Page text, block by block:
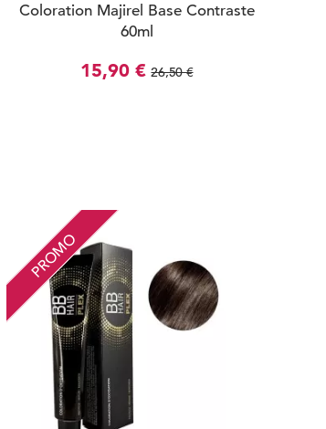
Coloration Majirel Base Contraste
60ml
15,90 € 26,50 €
PROMO